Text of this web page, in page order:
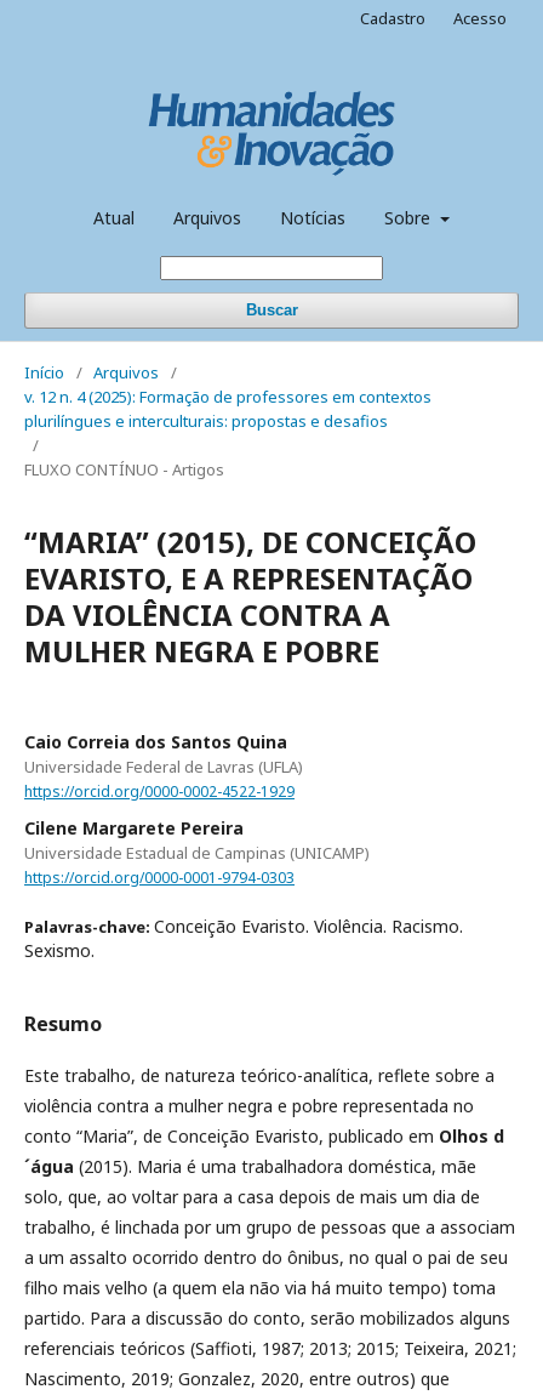
Atual Arquivos Notícias Sobre
Buscar
Cadastro Acesso
Início / Arquivos
/
v. 12 n. 4 (2025): Formação de professores em contextos
plurilíngues e interculturais: propostas e desafios
/
FLUXO CONTÍNUO - Artigos
“MARIA” (2015), DE CONCEIÇÃO
EVARISTO, E A REPRESENTAÇÃO
DA VIOLÊNCIA CONTRA A
MULHER NEGRA E POBRE
Caio Correia dos Santos Quina
Universidade Federal de Lavras (UFLA)
https://orcid.org/0000-0002-4522-1929
Cilene Margarete Pereira
Universidade Estadual de Campinas (UNICAMP)
https://orcid.org/0000-0001-9794-0303
Palavras-chave: Conceição Evaristo. Violência. Racismo.
Sexismo.
Resumo
Este trabalho, de natureza teórico-analítica, reflete sobre a
violência contra a mulher negra e pobre representada no
conto “Maria”, de Conceição Evaristo, publicado em Olhos d
´água (2015). Maria é uma trabalhadora doméstica, mãe
solo, que, ao voltar para a casa depois de mais um dia de
trabalho, é linchada por um grupo de pessoas que a associam
a um assalto ocorrido dentro do ônibus, no qual o pai de seu
filho mais velho (a quem ela não via há muito tempo) toma
partido. Para a discussão do conto, serão mobilizados alguns
referenciais teóricos (Saffioti, 1987; 2013; 2015; Teixeira, 2021;
Nascimento, 2019; Gonzalez, 2020, entre outros) que